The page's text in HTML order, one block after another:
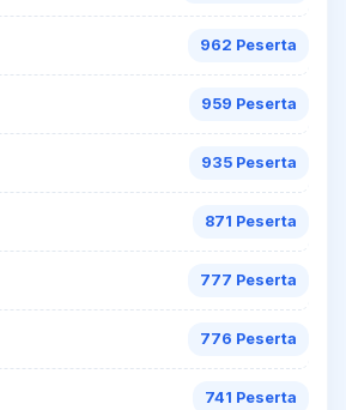
962 Peserta
959 Peserta
935 Peserta
871 Peserta
777 Peserta
776 Peserta
741 Peserta